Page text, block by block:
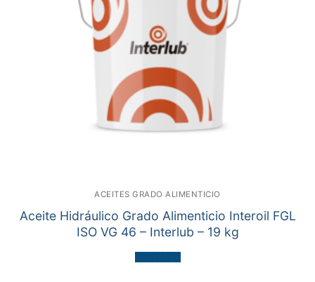
ACEITES GRADO ALIMENTICIO
Aceite Hidráulico Grado Alimenticio Interoil FGL
ISO VG 46 – Interlub – 19 kg
Read More